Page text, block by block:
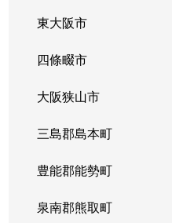
東大阪市
四條畷市
大阪狭山市
三島郡島本町
豊能郡能勢町
泉南郡熊取町